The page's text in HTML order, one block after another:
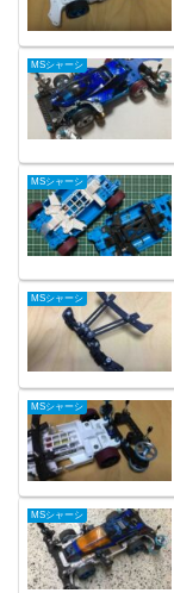
MSシャーシ
MSシャーシ
MSシャーシ
MSシャーシ
MSシャーシ